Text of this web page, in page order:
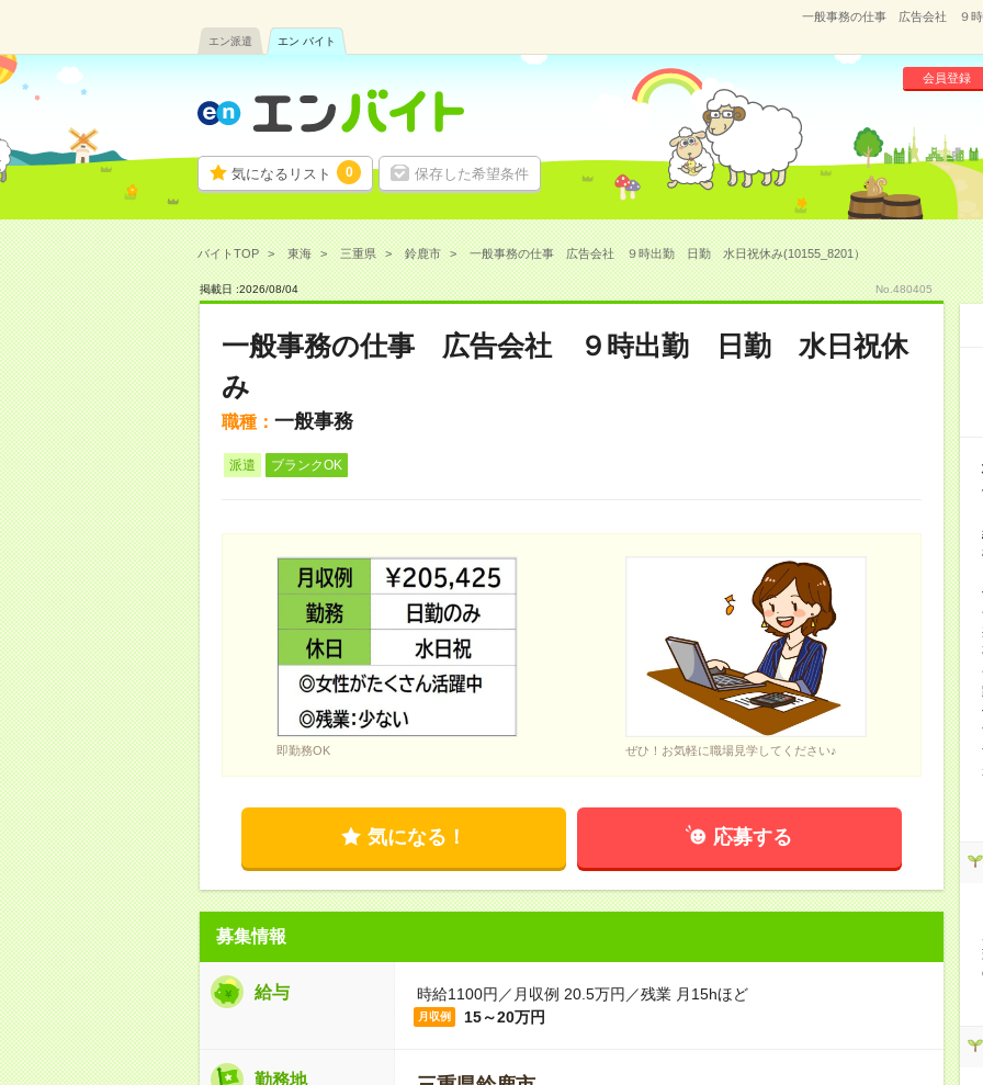
一般事務の仕事 広告会社 ９
エン派遣 エン バイト
気になるリスト 0 保存した希望条件
会員登録
バイトTOP 東海 三重県 鈴鹿市 一般事務の仕事 広告会社 ９時出勤 日勤 水日祝休み(10155_8201）
掲載日 :2026/08/04 No.480405
一般事務の仕事 広告会社 ９時出勤 日勤 水日祝休
み
職種： 一般事務
派遣 ブランクOK
即勤務OK ぜひ！お気軽に職場見学してください♪
気になる！ 応募する
募集情報
給与 時給1100円／月収例 20.5万円／残業 月15hほど
月収例 15～20万円
勤務地